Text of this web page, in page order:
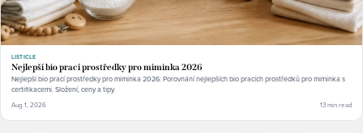
LISTICLE
Nejlepší bio prací prostředky pro miminka 2026
Nejlepší bio prací prostředky pro miminka 2026: Porovnání nejlepších bio pracích prostředků pro miminka s
certifikacemi. Složení, ceny a tipy.
Aug 1, 2026 13 min read